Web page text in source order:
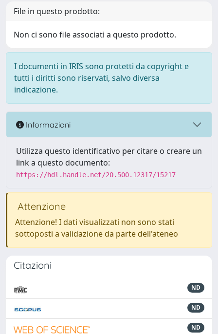
File in questo prodotto:
Non ci sono file associati a questo prodotto.
I documenti in IRIS sono protetti da copyright e
tutti i diritti sono riservati, salvo diversa
indicazione.
Informazioni
Utilizza questo identificativo per citare o creare un
link a questo documento:
https://hdl.handle.net/20.500.12317/15217
Attenzione
Attenzione! I dati visualizzati non sono stati
sottoposti a validazione da parte dell'ateneo
Citazioni
ND
ND
ND